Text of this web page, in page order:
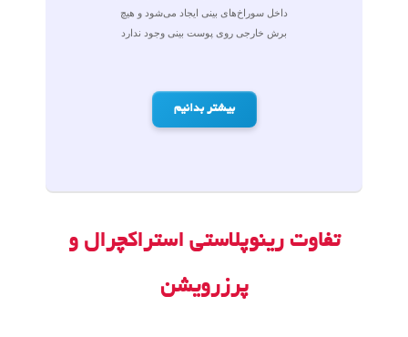
داخل سوراخ‌های بینی ایجاد می‌شود و هیچ
برش خارجی روی پوست بینی وجود ندارد
بیشتر بدانیم
تفاوت رینوپلاستی استراکچرال و
پرزرویشن